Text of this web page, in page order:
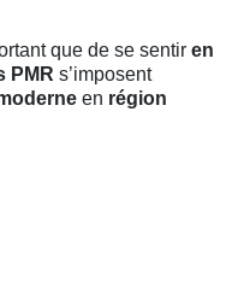
que de se sentir en
PMR s’imposent
en région